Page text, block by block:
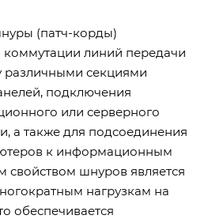
(патч-корды)
линий передачи
секциями
подключения
или серверного
а также для подсоединения
к информационным
свойством шнуров является
нагрузкам на
обеспечивается